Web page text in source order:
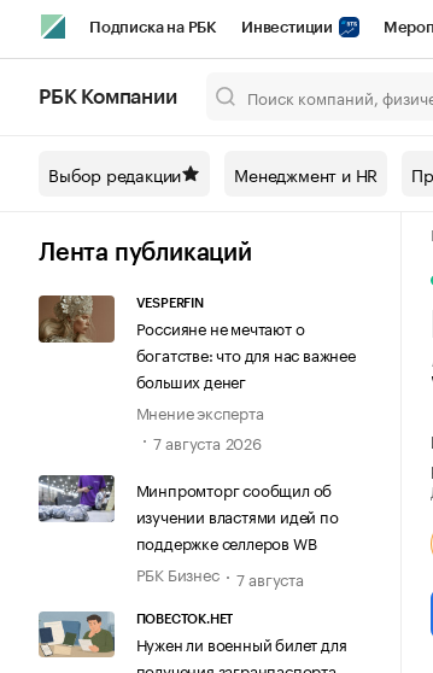
Подписка на РБК Инвестиции
Спецпроекты СПб Конференции СПб
Технологии и медиа Рынок
РБК Компании
Выбор редакции Менеджмент и HR
Лента публикаций
VESPERFIN
Россияне не мечтают о
богатстве: что для нас важнее
больших денег
Мнение эксперта
7 августа 2026
Минпромторг сообщил об
изучении властями идей по
поддержке селлеров WB
РБК Бизнес
7 августа
ПОВЕСТОК.НЕТ
Нужен ли военный билет для